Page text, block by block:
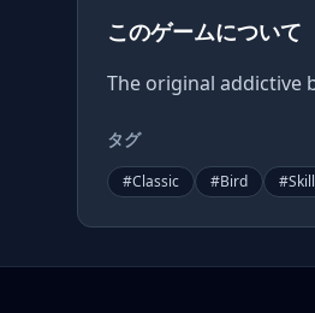
このゲームについて
The original addictive
タグ
#Classic #Bird #Skill